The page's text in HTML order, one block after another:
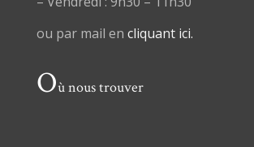
ou par mail en cliquant ici.
Où nous trouver